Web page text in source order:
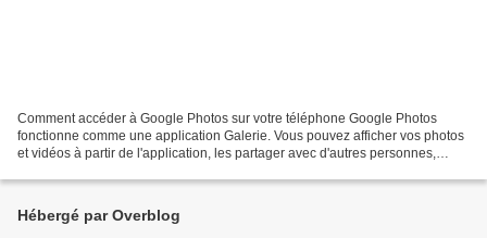
Comment accéder à Google Photos sur votre téléphone Google Photos
fonctionne comme une application Galerie. Vous pouvez afficher vos photos
et vidéos à partir de l'application, les partager avec d'autres personnes,
Hébergé par Overblog